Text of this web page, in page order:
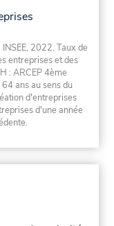
2022. Taux de
entreprises et des
: ARCEP 4ème
ans au sens du
d'entreprises
d'une année